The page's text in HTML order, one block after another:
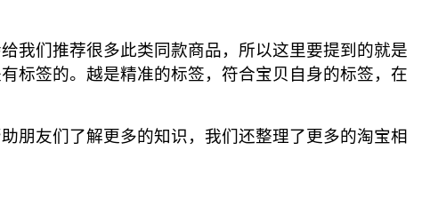
们推荐很多此类同款商品，所以这里要提到的就是
标签的。越是精准的标签，符合宝贝自身的标签，在
友们了解更多的知识，我们还整理了更多的淘宝相